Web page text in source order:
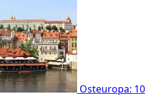
Osteuropa: 10